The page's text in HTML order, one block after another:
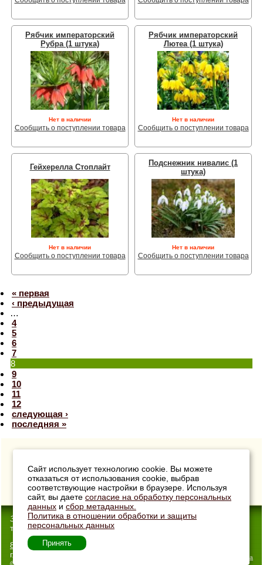
Рябчик императорский
Рубра (1 штука)
Нет в наличии
Сообщить о поступлении товара
Рябчик императорский
Лютеа (1 штука)
Нет в наличии
Сообщить о поступлении товара
Гейхерелла Стоплайт
Нет в наличии
Сообщить о поступлении товара
Подснежник нивалис (1
штука)
Нет в наличии
Сообщить о поступлении товара
« первая
‹ предыдущая
…
4
5
6
7
8
9
10
11
12
следующая ›
последняя »
33Сотки- Интернет-магазин
товаров для дачи
8 (904) 033-00-40
г. Владимир, ул. Погодина, 11
Карта сайта
Сайт использует технологию cookie. Вы можете
отказаться от использования cookie, выбрав
соответствующие настройки в браузере. Используя
сайт, вы даетесогласие на обработку персональных
данных исбор метаданных.
Политика в отношении обработки и защиты
персональных данных
Принять